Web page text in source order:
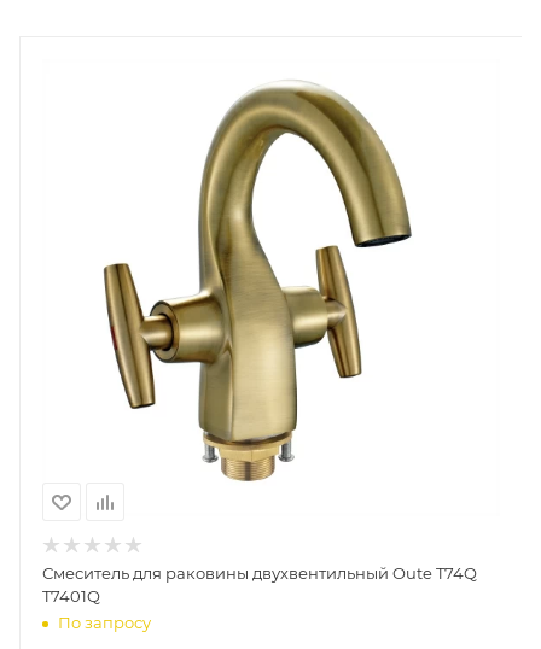
Смеситель для раковины двухвентильный Oute T74Q
T7401Q
По запросу